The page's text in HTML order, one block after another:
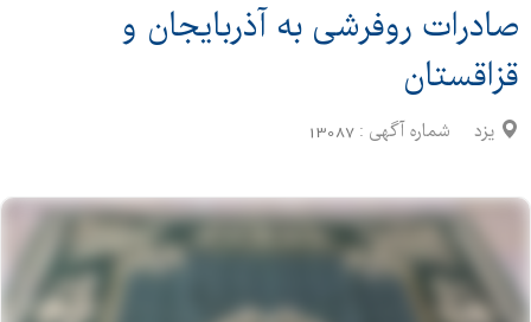
صادرات روفرشی به آذربایجان و
قزاقستان
یزد شماره آگهی : 13087